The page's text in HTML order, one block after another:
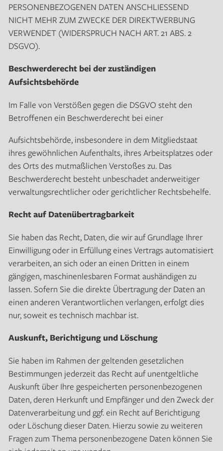
PERSONENBEZOGENEN DATEN ANSCHLIESSEND
NICHT MEHR ZUM ZWECKE DER DIREKTWERBUNG
VERWENDET (WIDERSPRUCH NACH ART. 21 ABS. 2
DSGVO).
Beschwerderecht bei der zuständigen
Aufsichtsbehörde
Im Falle von Verstößen gegen die DSGVO steht den
Betroffenen ein Beschwerderecht bei einer
Aufsichtsbehörde, insbesondere in dem Mitgliedstaat
ihres gewöhnlichen Aufenthalts, ihres Arbeitsplatzes oder
des Orts des mutmaßlichen Verstoßes zu. Das
Beschwerderecht besteht unbeschadet anderweitiger
verwaltungsrechtlicher oder gerichtlicher Rechtsbehelfe.
Recht auf Datenübertragbarkeit
Sie haben das Recht, Daten, die wir auf Grundlage Ihrer
Einwilligung oder in Erfüllung eines Vertrags automatisiert
verarbeiten, an sich oder an einen Dritten in einem
gängigen, maschinenlesbaren Format aushändigen zu
lassen. Sofern Sie die direkte Übertragung der Daten an
einen anderen Verantwortlichen verlangen, erfolgt dies
nur, soweit es technisch machbar ist.
Auskunft, Berichtigung und Löschung
Sie haben im Rahmen der geltenden gesetzlichen
Bestimmungen jederzeit das Recht auf unentgeltliche
Auskunft über Ihre gespeicherten personenbezogenen
Daten, deren Herkunft und Empfänger und den Zweck der
Datenverarbeitung und ggf. ein Recht auf Berichtigung
oder Löschung dieser Daten. Hierzu sowie zu weiteren
Fragen zum Thema personenbezogene Daten können Sie